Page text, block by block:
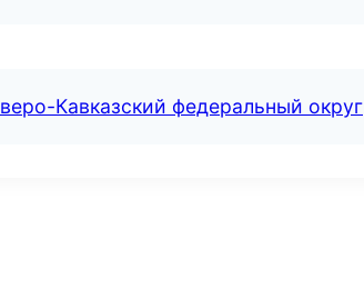
Кавказский федеральный округ